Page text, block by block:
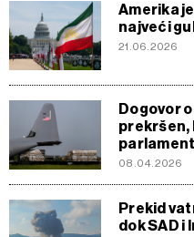
Amerika
najveći
21.06.2026
Dogovor
prekršen,
08.04.2026
Prekid
dok SAD i